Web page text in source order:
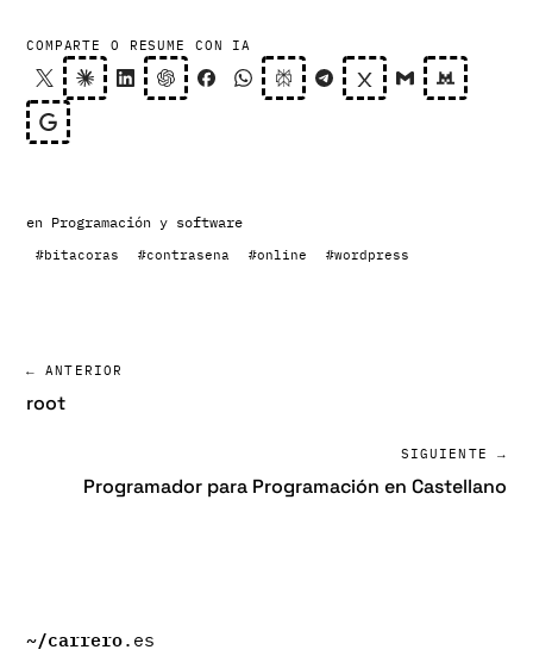
COMPARTE O RESUME CON IA
en Programación y software
#bitacoras #contrasena #online #wordpress
← ANTERIOR
root
SIGUIENTE →
Programador para Programación en Castellano
~/carrero.es